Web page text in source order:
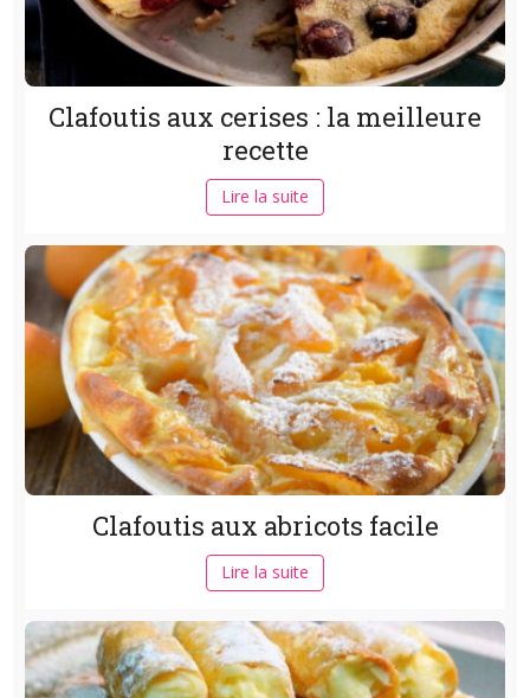
Clafoutis aux cerises : la meilleure
recette
Lire la suite
Clafoutis aux abricots facile
Lire la suite